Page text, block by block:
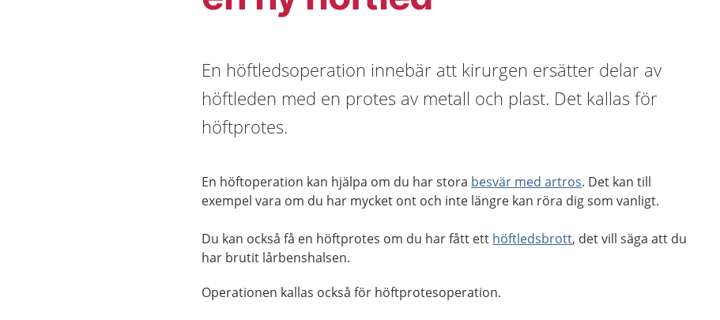
En höftledsoperation innebär att kirurgen ersätter delar av
höftleden med en protes av metall och plast. Det kallas för
höftprotes.
En höftoperation kan hjälpa om du har stora besvär med artros. Det kan till
exempel vara om du har mycket ont och inte längre kan röra dig som vanligt.
Du kan också få en höftprotes om du harfått ett höftledsbrott, det vill säga att du
har brutit lårbenshalsen.
Operationen kallas också för höftprotesoperation.